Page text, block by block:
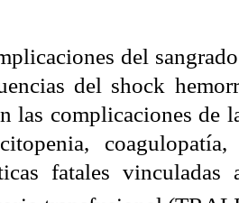
del
del shock
las complicaciones de
fatales